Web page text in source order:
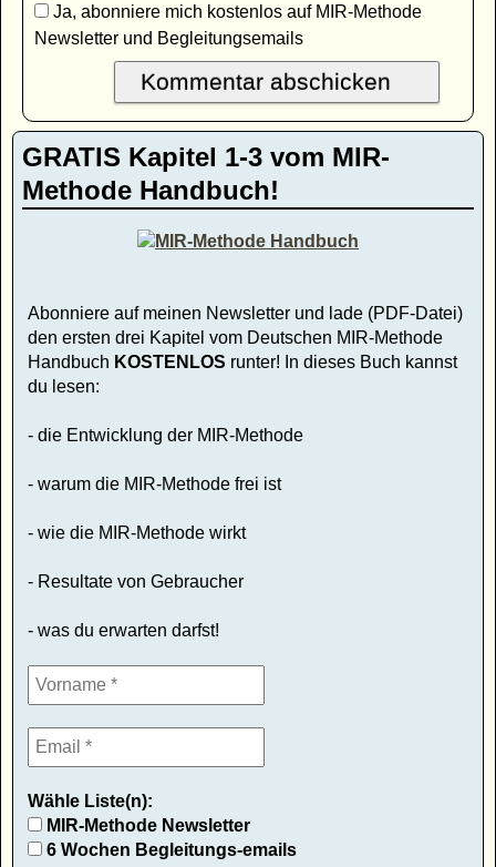
Ja, abonniere mich kostenlos auf MIR-Methode
Newsletter und Begleitungsemails
GRATIS Kapitel 1-3 vom MIR-
Methode Handbuch!
Abonniere auf meinen Newsletter und lade (PDF-Datei)
den ersten drei Kapitel vom Deutschen MIR-Methode
Handbuch KOSTENLOS runter! In dieses Buch kannst
du lesen:
- die Entwicklung der MIR-Methode
- warum die MIR-Methode frei ist
- wie die MIR-Methode wirkt
- Resultate von Gebraucher
- was du erwarten darfst!
Wähle Liste(n):
MIR-Methode Newsletter
6 Wochen Begleitungs-emails